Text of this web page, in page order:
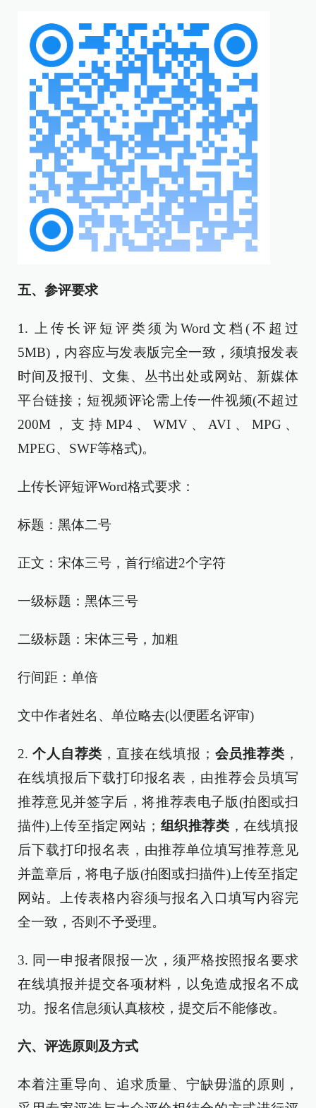
五、 参评要求
1. 上传长评短评类须为Word文档(不超过
5MB)，内容应与发表版完全一致，须填报发表
时间及报刊、文集、丛书出处或网站、新媒体
平台链接；短视频评论需上传一件视频(不超过
200M，支持MP4、WMV、AVI、MPG、
MPEG、SWF等格式)。
上传长评短评Word格式要求：
标题：黑体二号
正文：宋体三号，首行缩进2个字符
一级标题：黑体三号
二级标题：宋体三号，加粗
行间距：单倍
文中作者姓名、单位略去(以便匿名评审)
2. 个人自荐类 ，直接在线填报； 会员推荐类 ，
在线填报后下载打印报名表，由推荐会员填写
推荐意见并签字后，将推荐表电子版(拍图或扫
描件)上传至指定网站； 组织推荐类 ，在线填报
后下载打印报名表，由推荐单位填写推荐意见
并盖章后，将电子版(拍图或扫描件)上传至指定
网站。上传表格内容须与报名入口填写内容完
全一致，否则不予受理。
3. 同一申报者限报一次，须严格按照报名要求
在线填报并提交各项材料，以免造成报名不成
功。报名信息须认真核校，提交后不能修改。
六、 评选原则及方式
本着注重导向、追求质量、宁缺毋滥的原则，